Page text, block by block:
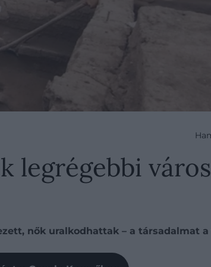
legrégebbi
nők uralkodhattak – a társadalmat